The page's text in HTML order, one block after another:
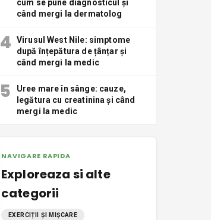
cum se pune diagnosticul și
când mergi la dermatolog
4
Virusul West Nile: simptome
după înțepătura de țânțar și
când mergi la medic
5
Uree mare în sânge: cauze,
legătura cu creatinina și când
mergi la medic
NAVIGARE RAPIDA
Exploreaza si alte
categorii
EXERCIȚII ȘI MIȘCARE